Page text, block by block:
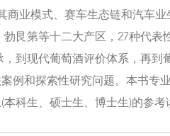
业模式、赛车生态链和汽车业
艮第等十二大产区，27种代表
，到现代葡萄酒评价体系，再
例和探索性研究问题。本书专
科生、硕士生、博士生)的参考